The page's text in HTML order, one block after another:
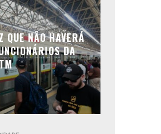
QUE NÃO HAVERÁ
DA